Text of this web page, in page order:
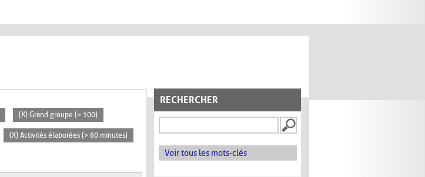
RECHERCHER
Voir tous les mots-clés
(X) Grand groupe (> 100)
(X) Activités élaborées (> 60 minutes)